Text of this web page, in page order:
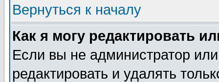
Вернуться к началу
Как я могу редактировать
Если вы не администратор
редактировать и удалять